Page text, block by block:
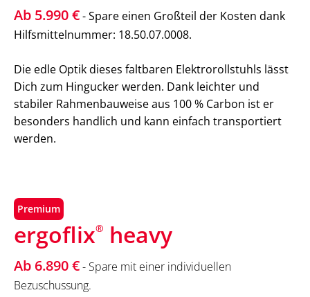
Premium
ergoflix® heavy
Ab 6.890 €- Spare mit einer individuellen
Bezuschussung.
Ab 5.990 €- Spare einen Großteil der Kosten dank
Hilfsmittelnummer: 18.50.07.0008.
Die edle Optik dieses faltbaren Elektrorollstuhls lässt
Dich zum Hingucker werden. Dank leichter und
stabiler Rahmenbauweise aus 100 % Carbon ist er
besonders handlich und kann einfach transportiert
werden.